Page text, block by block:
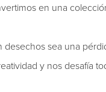
en una
sea una
y nos desafía